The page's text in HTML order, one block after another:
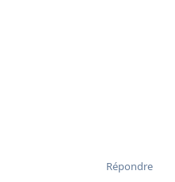
Répondre